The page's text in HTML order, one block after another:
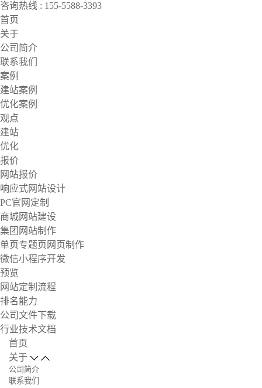
咨询热线 : 155-5588-3393
首页
关于
公司简介
联系我们
案例
建站案例
优化案例
观点
建站
优化
报价
网站报价
响应式网站设计
PC官网定制
商城网站建设
集团网站制作
单页专题页网页制作
微信小程序开发
预览
网站定制流程
排名能力
公司文件下载
行业技术文档
首页
关于
公司简介
联系我们